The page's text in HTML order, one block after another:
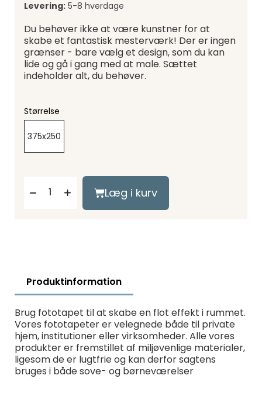
Levering: 5-8 hverdage
Du behøver ikke at være kunstner for at
skabe et fantastisk mesterværk! Der er ingen
grænser - bare vælg et design, som du kan
lide og gå i gang med at male. Sættet
indeholder alt, du behøver.
Størrelse
375x250
Læg i kurv
Produktinformation
Brug fototapet til at skabe en flot effekt i rummet.
Vores fototapeter er velegnede både til private
hjem, institutioner eller virksomheder. Alle vores
produkter er fremstillet af miljøvenlige materialer,
ligesom de er lugtfrie og kan derfor sagtens
bruges i både sove- og børneværelser